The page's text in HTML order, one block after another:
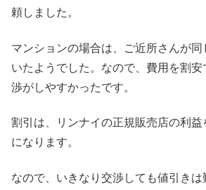
頼しました。
マンションの場合は、ご近所さんが
いたようでした。なので、費用を割
渉がしやすかったです。
割引は、リンナイの正規販売店の利益
になります。
なので、いきなり交渉しても値引き